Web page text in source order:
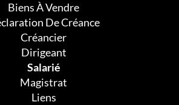
Biens À Vendre
De Créance
Créancier
Dirigeant
Salarié
Magistrat
Liens